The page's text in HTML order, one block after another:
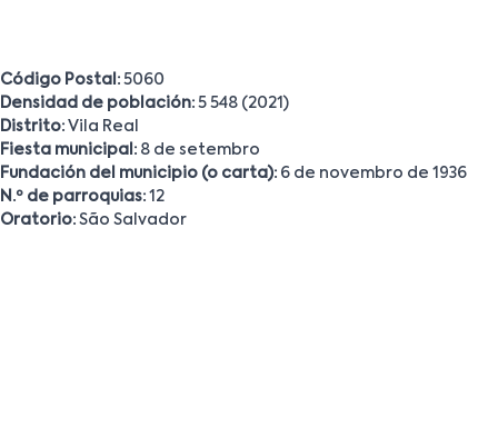
Código Postal: 5060
Densidad de población: 5 548 (2021)
Distrito: Vila Real
Fiesta municipal: 8 de setembro
Fundación del municipio (o carta): 6 de novembro de 1936
N.º de parroquias: 12
Oratorio: São Salvador